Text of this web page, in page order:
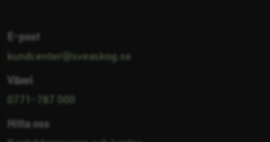
E-post
kundcenter@sveaskog.se
Växel
0771-787 000
Hitta oss